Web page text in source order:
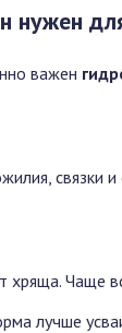
нужен
важен
связки и
хряща. Чаще
лучше